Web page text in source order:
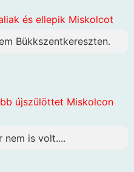
és ellepik Miskolcot
Bükkszentkereszten.
újszülöttet Miskolcon
is volt....